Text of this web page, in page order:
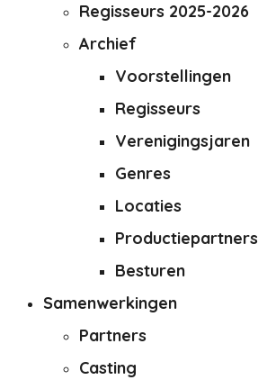
Regisseurs 2025-2026
Archief
Voorstellingen
Regisseurs
Verenigingsjaren
Genres
Locaties
Productiepartners
Besturen
Samenwerkingen
Partners
Casting